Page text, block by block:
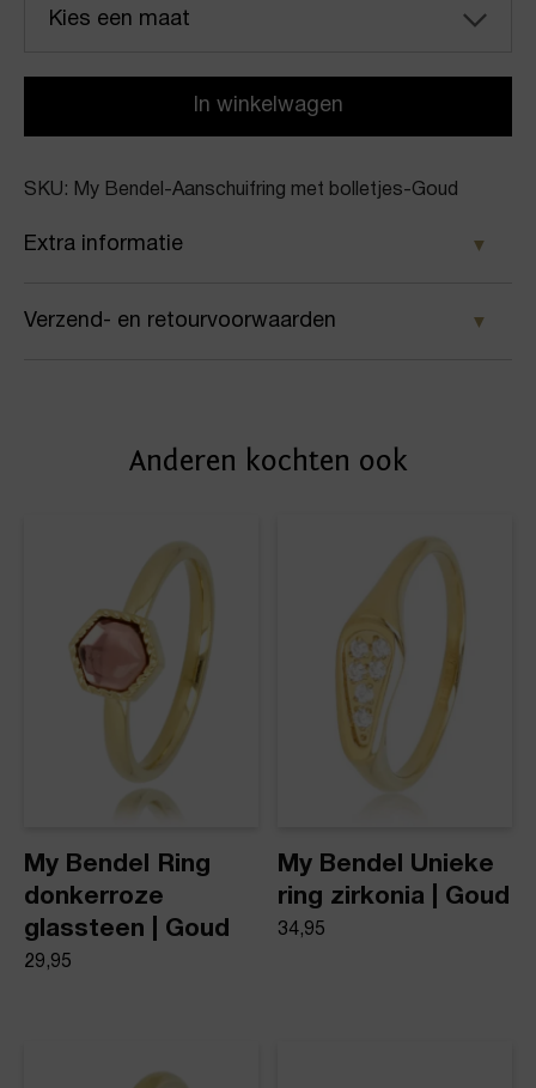
Kies een maat
In winkelwagen
SKU: My Bendel-Aanschuifring met bolletjes-Goud
Extra informatie
Kleur
Ringen
Verzend- en retourvoorwaarden
afleveradres. Voor geplaatste bestellingen geldt bij
Anderen kochten ook
My Bendel Ring
donkerroze
glassteen | Goud
29,95
My Bendel Unieke
ring zirkonia | Goud
34,95